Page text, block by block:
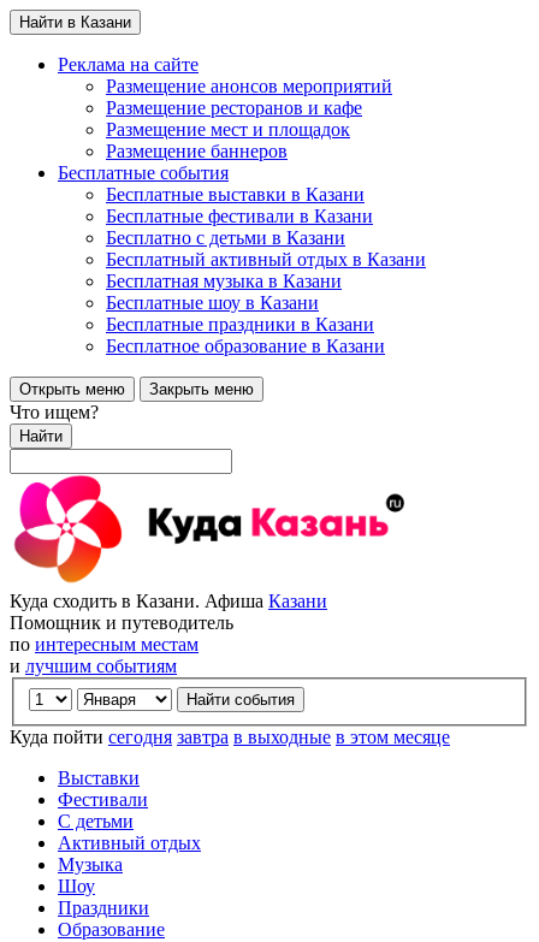
Найти в Казани
Реклама на сайте
Размещение анонсов мероприятий
Размещение ресторанов и кафе
Размещение мест и площадок
Размещение баннеров
Бесплатные события
Бесплатные выставки в Казани
Бесплатные фестивали в Казани
Бесплатно с детьми в Казани
Бесплатный активный отдых в Казани
Бесплатная музыка в Казани
Бесплатные шоу в Казани
Бесплатные праздники в Казани
Бесплатное образование в Казани
Открыть меню Закрыть меню
Что ищем?
Найти
Куда сходить в Казани. Афиша Казани
Помощник и путеводитель
по интересным местам
и лучшим событиям
Куда пойти сегодня завтра в выходные в этом месяце
Выставки
Фестивали
С детьми
Активный отдых
Музыка
Шоу
Праздники
Образование